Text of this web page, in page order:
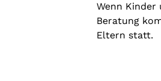
Wenn Kinder
Beratung
Eltern statt.